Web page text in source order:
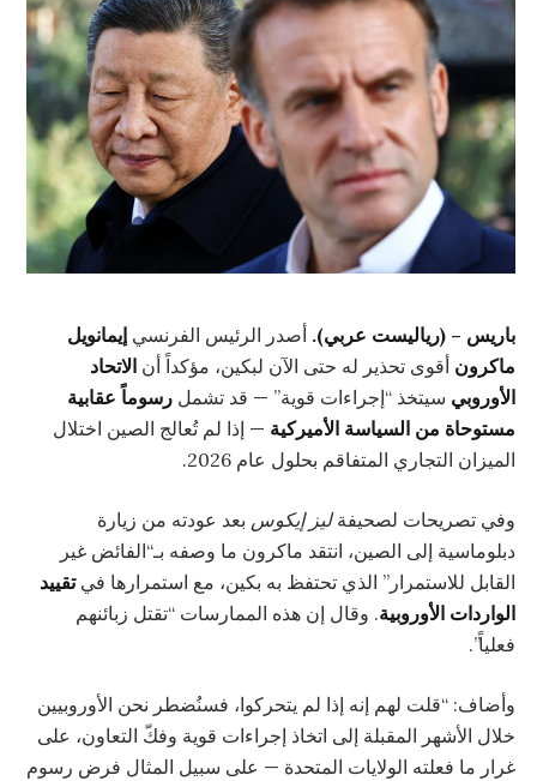
باريس – (رياليست عربي). أصدر الرئيس الفرنسي إيمانويل
ماكرون أقوى تحذير له حتى الآن لبكين، مؤكداً أن الاتحاد
الأوروبي سيتخذ “إجراءات قوية” — قد تشمل رسوماً عقابية
مستوحاة من السياسة الأميركية — إذا لم تُعالج الصين اختلال
الميزان التجاري المتفاقم بحلول عام 2026.
وفي تصريحات لصحيفةليز إيكوس بعد عودته من زيارة
دبلوماسية إلى الصين، انتقد ماكرون ما وصفه بـ“الفائض غير
القابل للاستمرار” الذي تحتفظ به بكين، مع استمرارها فيتقييد
الواردات الأوروبية. وقال إن هذه الممارسات “تقتل زبائنهم
فعلياً”.
وأضاف: “قلت لهم إنه إذا لم يتحركوا، فسنُضطر نحن الأوروبيين
خلال الأشهر المقبلة إلى اتخاذ إجراءات قوية وفكّ التعاون، على
غرار ما فعلته الولايات المتحدة — على سبيل المثال فرض رسوم